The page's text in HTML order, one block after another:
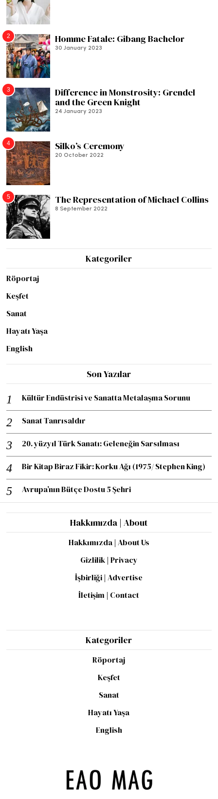
2 Homme Fatale: Gibang Bachelor
30 January 2023
3
Difference in Monstrosity: Grendel
and the Green Knight
24 January 2023
4 Silko’s Ceremony
20 October 2022
5 The Representation of Michael Collins
8 September 2022
Kategoriler
Röportaj
Keşfet
Sanat
Hayatı Yaşa
English
Son Yazılar
Kültür Endüstrisi ve Sanatta Metalaşma Sorunu
Sanat Tanrısaldır
20. yüzyıl Türk Sanatı: Geleneğin Sarsılması
Bir Kitap Biraz Fikir: Korku Ağı (1975/ Stephen King)
Avrupa’nın Bütçe Dostu 5 Şehri
Hakkımızda | About
Hakkımızda | About Us
Gizlilik | Privacy
İşbirliği | Advertise
İletişim | Contact
Kategoriler
Röportaj
Keşfet
Sanat
Hayatı Yaşa
English